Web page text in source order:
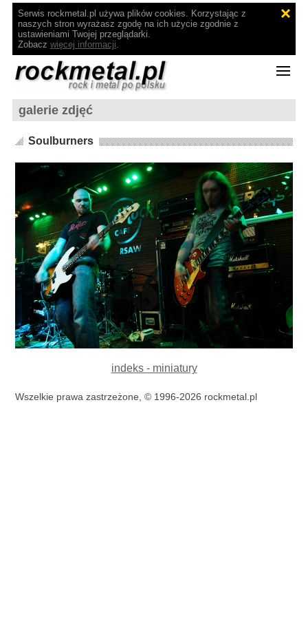
Serwis rockmetal.pl używa plików cookies. Korzystając z
naszych stron wyrażasz zgodę na ich użycie zgodnie z
ustawieniami Twojej przeglądarki.
Zobacz więcej informacji.
galerie zdjęć
Soulburners
indeks - miniatury
Wszelkie prawa zastrzeżone, © 1996-2026 rockmetal.pl